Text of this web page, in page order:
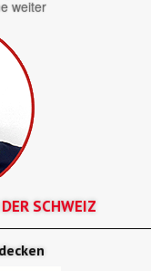
weiter
SCHWEIZ